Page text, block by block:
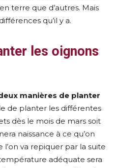
terre que d’autres. Mais
qu’il y a.
les oignons
manières de planter
de planter les différentes
dès le mois de mars soit
naissance à ce qu’on
l’on va repiquer par la suite
adéquate sera